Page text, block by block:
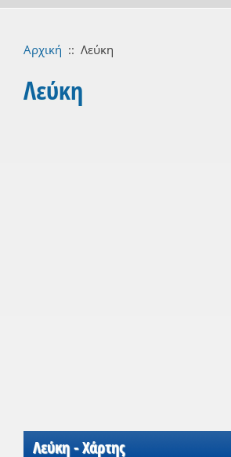
Αρχική :: Λεύκη
Λεύκη
Λεύκη - Χάρτης